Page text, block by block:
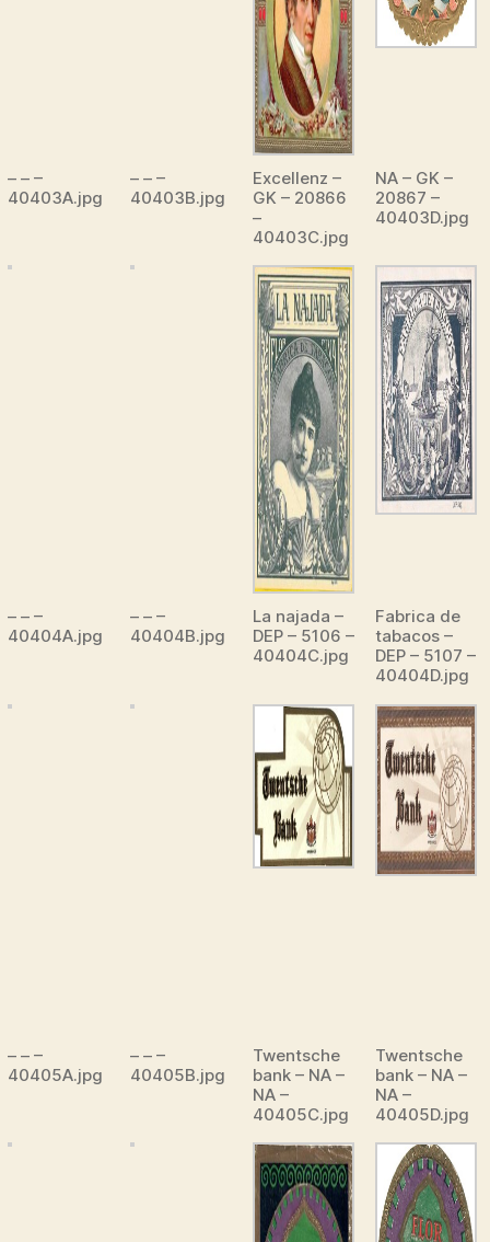
– – –
40403A.jpg
– – –
40403B.jpg
Excellenz –
GK – 20866
–
40403C.jpg
NA – GK –
20867 –
40403D.jpg
– – –
40404A.jpg
– – –
40404B.jpg
La najada –
DEP – 5106 –
40404C.jpg
Fabrica de
tabacos –
DEP – 5107 –
40404D.jpg
– – –
40405A.jpg
– – –
40405B.jpg
Twentsche
bank – NA –
NA –
40405C.jpg
Twentsche
bank – NA –
NA –
40405D.jpg